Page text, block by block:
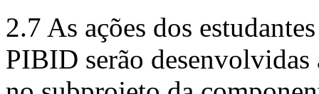
2.7 As ações dos
PIBID serão desenvolvidas